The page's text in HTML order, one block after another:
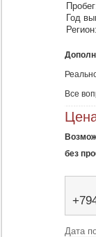
Год
Регион:
Все
без
Дата